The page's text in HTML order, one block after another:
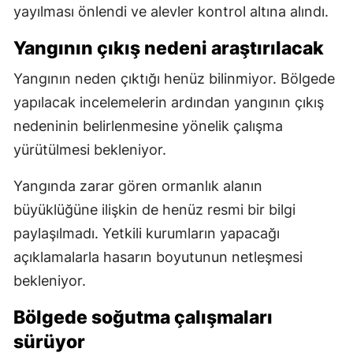
yayılması önlendi ve alevler kontrol altına alındı.
Yangının çıkış nedeni araştırılacak
Yangının neden çıktığı henüz bilinmiyor. Bölgede
yapılacak incelemelerin ardından yangının çıkış
nedeninin belirlenmesine yönelik çalışma
yürütülmesi bekleniyor.
Yangında zarar gören ormanlık alanın
büyüklüğüne ilişkin de henüz resmi bir bilgi
paylaşılmadı. Yetkili kurumların yapacağı
açıklamalarla hasarın boyutunun netleşmesi
bekleniyor.
Bölgede soğutma çalışmaları
sürüyor